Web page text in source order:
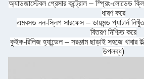
অ্যাডজাস্টেবল প্রেসার কন্ট্রোল – স্প্রিং-লোডেড
ধারণ করে
এমবসড নন-স্লিপ সারফেস – ডায়মন্ড প্যাটার্ন
বিতরণ নিশ্চিত করে
কুইক-রিলিজ হ্যান্ডেল – সরঞ্জাম ছাড়াই সহজে খাবার
উপলব্ধ)